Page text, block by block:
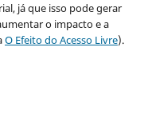
já que isso pode gerar
o impacto e a
O Efeito do Acesso Livre).